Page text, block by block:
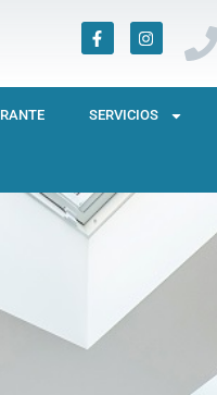
F
a
c
b
o
o
I
n
s
a
g
r
SERVICIOS